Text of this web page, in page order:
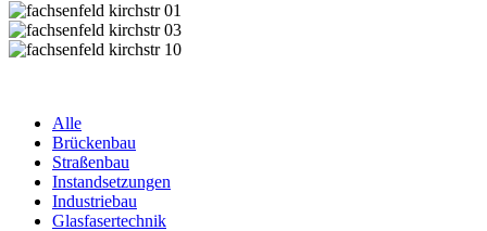
Alle
Brückenbau
Straßenbau
Instandsetzungen
Industriebau
Glasfasertechnik